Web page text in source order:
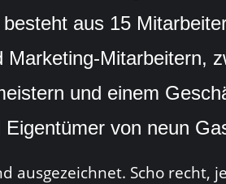
aus 15
Marketing-Mitarbeitern,
und einem
von neun
ausgezeichnet. Scho recht,